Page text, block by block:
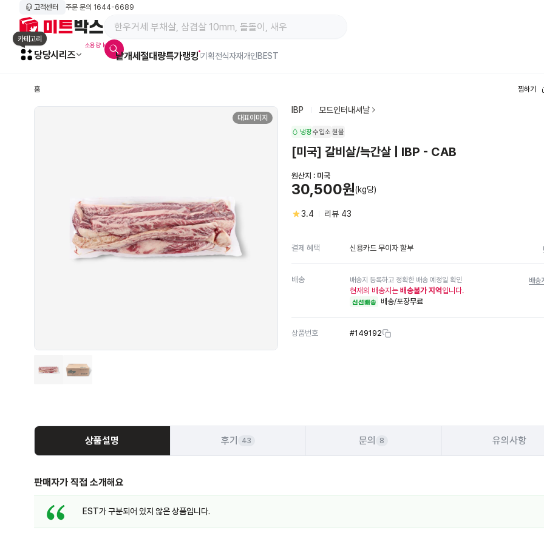
고객센터 주문 문의 1644-6689
메인 페이지 바로가기
카테고리
당당시리즈
소용량 kg육
낱개세절대량특가랭킹알람아이콘
기획전식자재개인BEST
홈 찜하기
대표이미지
IBP 모드인터내셔날
냉장수입소 원물
[미국] 갈비살/늑간살 | IBP - CAB
원산지 : 미국
30,500원(kg당)
3.4 리뷰 43
결제 혜택 신용카드 무이자 할부
배송 배송지 등록하고 정확한 배송 예정일 확인 배송
현재의 배송지는 배송불가 지역입니다.
신선배송 배송/포장무료
상품번호 #149192
상품설명 후기 43 문의 8 유의사항
판매자가 직접 소개해요
EST가 구분되어 있지 않은 상품입니다.